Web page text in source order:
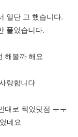
일단 고 했습니다.
풀었습니다.
해볼까 해요
랑합니다
대로 찍었덧점 ㅜㅜ
네요